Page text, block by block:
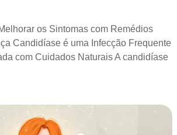
os Sintomas com Remédios
Candidíase é uma Infecção Frequente
com Cuidados Naturais A candidíase